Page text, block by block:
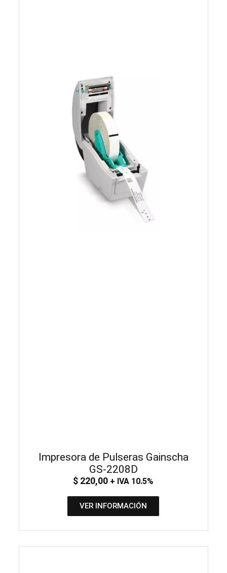
Impresora de Pulseras Gainscha
GS-2208D
$ 220,00 + IVA 10.5%
VER INFORMACIÓN